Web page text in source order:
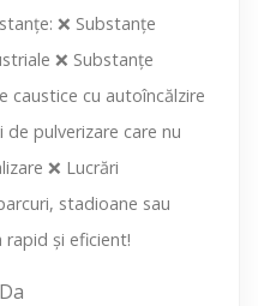
❌ Substanțe
❌ Substanțe
caustice cu autoîncălzire
de pulverizare care nu
❌ Lucrări
stadioane sau
și eficient!
Da